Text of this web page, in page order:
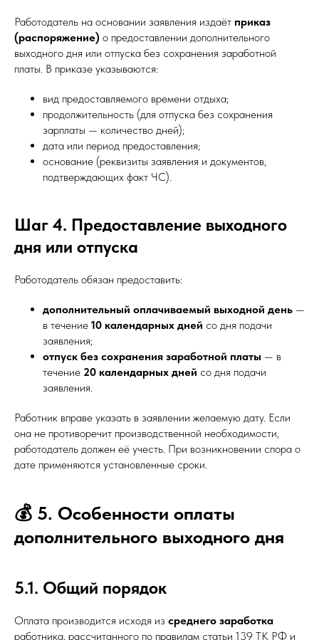
Работодатель на основании заявления издаёт приказ
(распоряжение) о предоставлении дополнительного
выходного дня или отпуска без сохранения заработной
платы. В приказе указываются:
вид предоставляемого времени отдыха;
продолжительность (для отпуска без сохранения
зарплаты — количество дней);
дата или период предоставления;
основание (реквизиты заявления и документов,
подтверждающих факт ЧС).
Шаг 4. Предоставление выходного
дня или отпуска
Работодатель обязан предоставить:
дополнительный оплачиваемый выходной день —
в течение 10 календарных дней со дня подачи
заявления;
отпуск без сохранения заработной платы — в
течение 20 календарных дней со дня подачи
заявления.
Работник вправе указать в заявлении желаемую дату. Если
она не противоречит производственной необходимости,
работодатель должен её учесть. При возникновении спора о
дате применяются установленные сроки.
💰 5. Особенности оплаты
дополнительного выходного дня
5.1. Общий порядок
Оплата производится исходя из среднего заработка
работника, рассчитанного по правилам статьи 139 ТК РФ и